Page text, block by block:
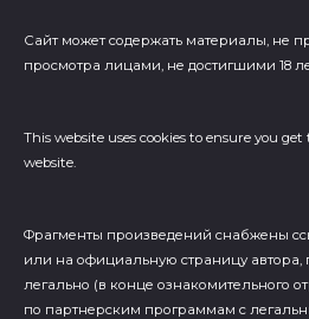
Сайт может содержать материалы, не
просмотра лицами, не достигшими 18
This website uses cookies to ensure you
website.
Фрагменты произведений cнабжены
или на официальную страницу автора,
легально (в конце ознакомительного
по партнерским программам с